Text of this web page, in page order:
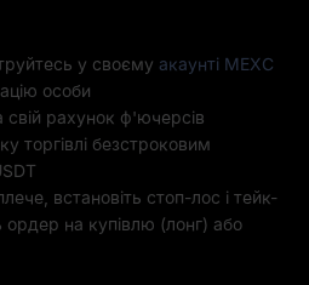
у своєму акаунті MEXC
особи
свій рахунок ф'ючерсів
торгівлі безстроковим
встановіть стоп-лос і тейк-
ордер на купівлю (лонг) або